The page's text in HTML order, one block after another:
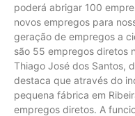
poderá abrigar 100
novos empregos para
geração de empregos a
são 55 empregos diretos
Thiago José dos Santos,
destaca que através do
pequena fábrica em
empregos diretos. A